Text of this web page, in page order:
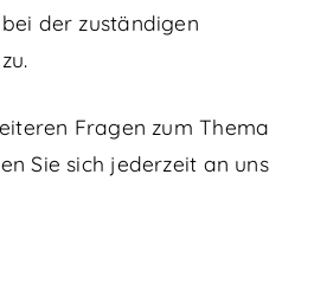
der zuständigen
Fragen zum Thema
Sie sich jederzeit an uns